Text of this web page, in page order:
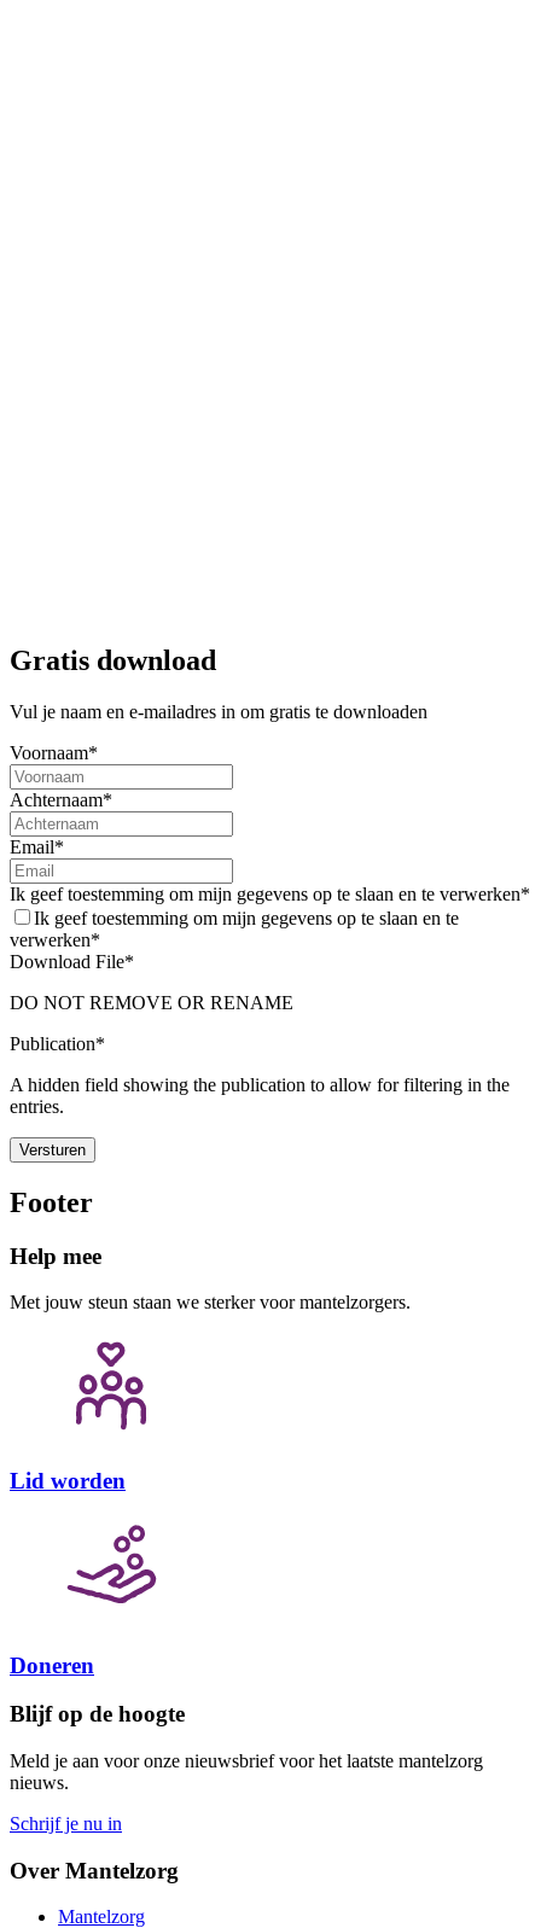
Handboek
Voorlezen
Gelijkgerichte mantelzorgondersteuning in
Nederland
Ongeveer 5 miljoen Nederlanders verlenen dagelijks mantelzorg.
Toch verschilt de ondersteuning die zij ontvangen sterk per
gemeente. Dit rapport in samenwerking met Trendbureau Drenthe
oplossingsrichtingen aan.
Gratis download
Vul je naam en e-mailadres in om gratis te downloaden
Voornaam*
Achternaam*
Email*
Ik geef toestemming om mijn gegevens op te slaan en te verwerken*
Ik geef toestemming om mijn gegevens op te slaan en te
verwerken*
Download File*
DO NOT REMOVE OR RENAME
Publication*
A hidden field showing the publication to allow for filtering in the
entries.
Versturen
Footer
Help mee
Met jouw steun staan we sterker voor mantelzorgers.
Lid worden
Doneren
Blijf op de hoogte
Meld je aan voor onze nieuwsbrief voor het laatste mantelzorg
nieuws.
Schrijf je nu in
Over Mantelzorg
Mantelzorg